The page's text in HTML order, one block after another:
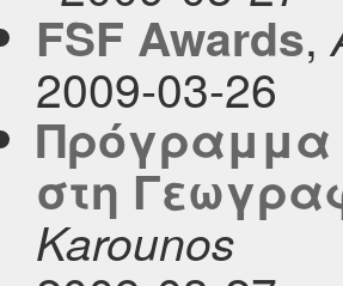
FSF Awards,
2009-03-26
Πρόγραμμα
στη
Karounos